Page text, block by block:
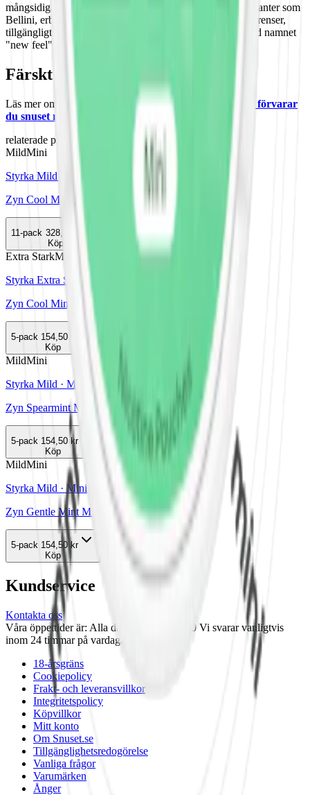
mångsidiga smaker och styrkor. Från mint till fruktiga varianter som
Bellini, erbjuder Zyn ett tobaksfritt alternativ för alla preferenser,
tillgängligt i olika format. 2024 lanserades en ny prilla med namnet
"new feel".
Färskt vitt snus
Läs mer om hur du förvarar Zyn Apple Mint Mini 2:
"Så förvarar
du snuset rätt"
relaterade produkter
MildMini
Styrka Mild · Mini
Zyn Cool Mint Mini 2
11-pack 328,90 kr
Köp
Extra StarkMini
Styrka Extra Stark · Mini
Zyn Cool Mint Mini 4
5-pack 154,50 kr
Köp
MildMini
Styrka Mild · Mini
Zyn Spearmint Mini 2
5-pack 154,50 kr
Köp
MildMini
Styrka Mild · Mini
Zyn Gentle Mint Mini 1
5-pack 154,50 kr
Köp
Kundservice
Kontakta oss
Våra öppettider är: Alla dagar 08:00 - 18:00 Vi svarar vanligtvis
inom 24 timmar på vardagar.
18-årsgräns
Cookiepolicy
Frakt- och leveransvillkor
Integritetspolicy
Köpvillkor
Mitt konto
Om Snuset.se
Tillgänglighetsredogörelse
Vanliga frågor
Varumärken
Ånger